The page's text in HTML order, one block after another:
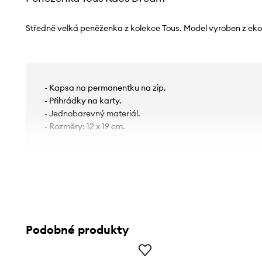
Středně velká peněženka z kolekce Tous. Model vyroben z
- Kapsa na permanentku na zip.
- Přihrádky na karty.
- Jednobarevný materiál.
- Rozměry: 12 x 19 cm.
Podobné produkty